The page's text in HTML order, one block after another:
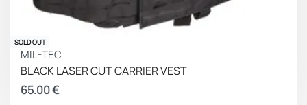
SOLD OUT
MIL-TEC
BLACK LASER CUT CARRIER VEST
65.00€